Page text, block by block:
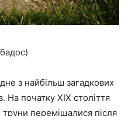
з найбільш загадкових
На початку XIX століття
труни переміщалися після